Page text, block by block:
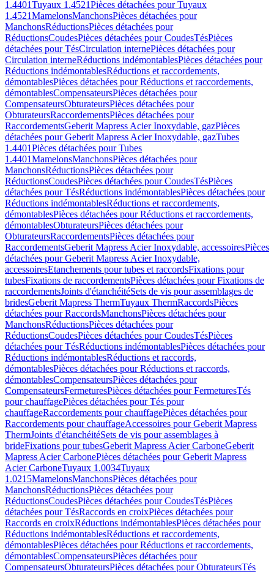
1.4401Tuyaux 1.4521Pièces détachées pour Tuyaux
1.4521MamelonsManchonsPièces détachées pour
ManchonsRéductionsPièces détachées pour
RéductionsCoudesPièces détachées pour CoudesTésPièces
détachées pour TésCirculation internePièces détachées pour
Circulation interneRéductions indémontablesPièces détachées pour
Réductions indémontablesRéductions et raccordements,
démontablesPièces détachées pour Réductions et raccordements,
démontablesCompensateursPièces détachées pour
CompensateursObturateursPièces détachées pour
ObturateursRaccordementsPièces détachées pour
RaccordementsGeberit Mapress Acier Inoxydable, gazPièces
détachées pour Geberit Mapress Acier Inoxydable, gazTubes
1.4401Pièces détachées pour Tubes
1.4401MamelonsManchonsPièces détachées pour
ManchonsRéductionsPièces détachées pour
RéductionsCoudesPièces détachées pour CoudesTésPièces
détachées pour TésRéductions indémontablesPièces détachées pour
Réductions indémontablesRéductions et raccordements,
démontablesPièces détachées pour Réductions et raccordements,
démontablesObturateursPièces détachées pour
ObturateursRaccordementsPièces détachées pour
RaccordementsGeberit Mapress Acier Inoxydable, accessoiresPièces
détachées pour Geberit Mapress Acier Inoxydable,
accessoiresEtanchements pour tubes et raccordsFixations pour
tubesFixations de raccordementsPièces détachées pour Fixations de
raccordementsJoints d'étanchéitéSets de vis pour assemblages de
bridesGeberit Mapress ThermTuyaux ThermRaccordsPièces
détachées pour RaccordsManchonsPièces détachées pour
ManchonsRéductionsPièces détachées pour
RéductionsCoudesPièces détachées pour CoudesTésPièces
détachées pour TésRéductions indémontablesPièces détachées pour
Réductions indémontablesRéductions et raccords,
démontablesPièces détachées pour Réductions et raccords,
démontablesCompensateursPièces détachées pour
CompensateursFermeturesPièces détachées pour FermeturesTés
pour chauffagePièces détachées pour Tés pour
chauffageRaccordements pour chauffagePièces détachées pour
Raccordements pour chauffageAccessoires pour Geberit Mapress
ThermJoints d'étanchéitéSets de vis pour assemblages à
brideFixations pour tubesGeberit Mapress Acier CarboneGeberit
Mapress Acier CarbonePièces détachées pour Geberit Mapress
Acier CarboneTuyaux 1.0034Tuyaux
1.0215MamelonsManchonsPièces détachées pour
ManchonsRéductionsPièces détachées pour
RéductionsCoudesPièces détachées pour CoudesTésPièces
détachées pour TésRaccords en croixPièces détachées pour
Raccords en croixRéductions indémontablesPièces détachées pour
Réductions indémontablesRéductions et raccordements,
démontablesPièces détachées pour Réductions et raccordements,
démontablesCompensateursPièces détachées pour
CompensateursObturateursPièces détachées pour ObturateursTés